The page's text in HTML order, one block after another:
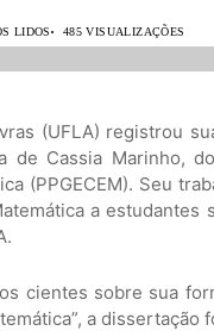
LIDOS 485 VISUALIZAÇÕES
de forma bilíngue,
(UFLA) registrou
de Cassia Marinho,
(PPGECEM). Seu
a
cientes sobre sua
a